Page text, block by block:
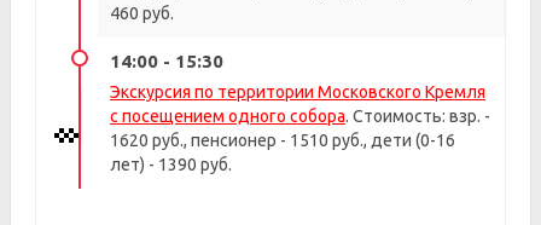
460 руб.
14:00 - 15:30
Экскурсия по территории Московского Кремля
с посещением одного собора. Стоимость: взр. -
1620 руб., пенсионер - 1510 руб., дети (0-16
лет) - 1390 руб.